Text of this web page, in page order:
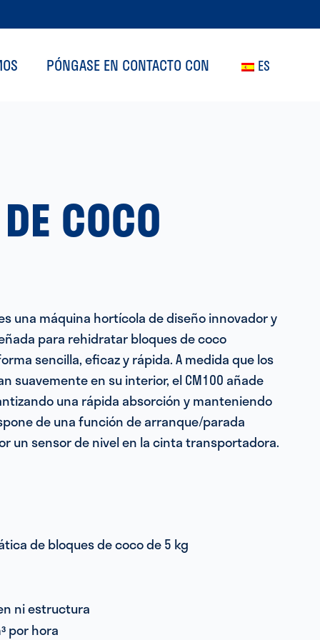
PÓNGASE EN CONTACTO CON ES
COCO
una máquina hortícola de diseño innovador y
para rehidratar bloques de coco
sencilla, eficaz y rápida. A medida que los
suavemente en su interior, el CM100 añade
una rápida absorción y manteniendo
de una función de arranque/parada
un sensor de nivel en la cinta transportadora.
de bloques de coco de 5 kg
ni estructura
por hora